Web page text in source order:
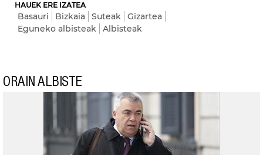
HAUEK ERE IZATEA
Basauri Bizkaia Suteak
Gizartea
Eguneko albisteak
Albisteak
ORAIN ALBISTE